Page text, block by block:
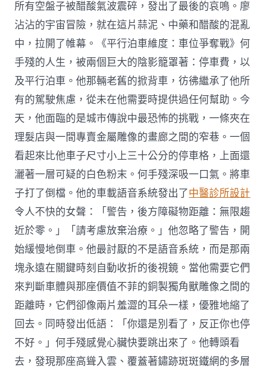
所有空盤子被醋酸氣波震碎，發出了最後的哀鳴。廖
沾沾的宇宙冒險，就在這片蒜泥、中藥和醋酸的混亂
中，拉開了帷幕。《平行泊車維度：車位爭奪戰》何
手殘的人生，被兩個巨大的陰影籠罩著：停車費，以
及平行泊車。他那輛老舊的掀背車，彷彿繼承了他所
有的駕駛焦慮，從未在他需要時提供過任何幫助。今
天，他面臨的是城市傳說中最恐怖的挑戰，一條夾在
理髮店與一間專賣金屬雕像的畫廊之間的窄巷。一個
看起來比他車子尺寸小上三十公分的停車格，上面還
灑著一層可疑的白色粉末。何手殘深吸一口氣。將車
子打了倒檔。他的車載語音系統發出了中醫診所設計
令人不快的女聲：「警告，後方障礙物距離：無限趨
近於零。」「請考慮放棄治療。」他忽略了警告，開
始緩慢地倒車。他最討厭的不是語音系統，而是那兩
塊永遠在關鍵時刻自動收折的後視鏡。當他需要它們
來判斷車體與那座價值不菲的銅製獨角獸雕像之間的
距離時，它們卻像兩片羞澀的耳朵一樣，優雅地縮了
回去。同時發出低語：「你還是別看了，反正你也停
不好。」何手殘感覺心臟快要跳出來了。他轉頭看
去，發現那座高聳入雲、覆蓋著鏽跡斑斑鐵網的多層